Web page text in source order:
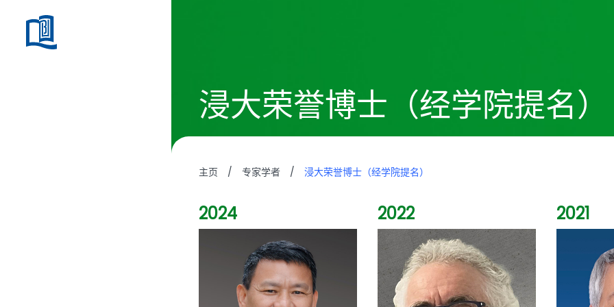
浸大荣誉博士（经学院提名）
主页 / 专家学者 / 浸大荣誉博士（经学院提名）
2024 2022 2021